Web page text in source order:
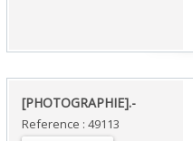
‎[PHOTOGRAPHIE].-‎
Reference : 49113